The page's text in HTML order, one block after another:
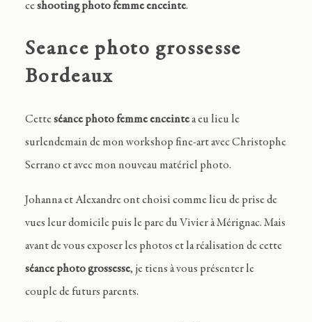
ceshooting photo femme enceinte.
Seance photo grossesse
Bordeaux
Cetteséance photo femme enceintea eu lieu le
surlendemain de mon workshop fine-art avec Christophe
Serrano et avec mon nouveau matériel photo.
Johanna et Alexandre ont choisi comme lieu de prise de
vues leur domicile puis le parc du Vivier à Mérignac. Mais
avant de vous exposer les photos et la réalisation de cette
séance photo grossesse, je tiens à vous présenter le
couple de futurs parents.